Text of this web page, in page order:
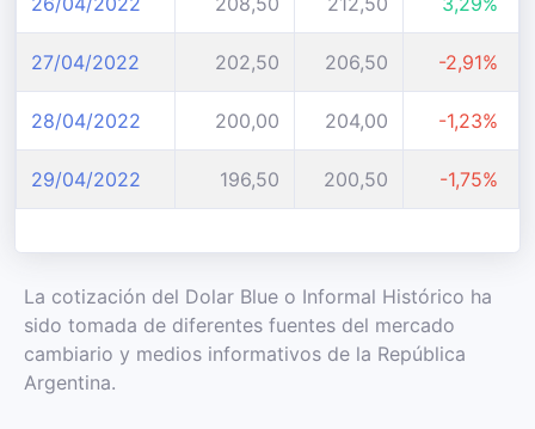
27/04/2022 202,50 206,50 -2,91%
28/04/2022 200,00 204,00 -1,23%
29/04/2022 196,50 200,50 -1,75%
La cotización del Dolar Blue o Informal Histórico ha
sido tomada de diferentes fuentes del mercado
cambiario y medios informativos de la República
Argentina.